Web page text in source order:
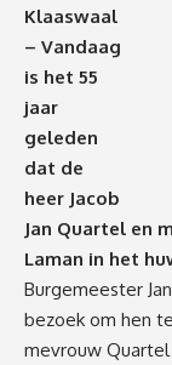
Klaaswaal
– Vandaag
is het 55
jaar
geleden
dat de
heer Jacob
Jan Quartel en
Laman in het
Burgemeester
bezoek om hen
mevrouw